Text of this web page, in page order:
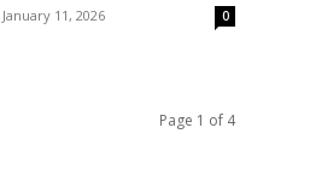
January 11, 2026 0
Page 1 of 4